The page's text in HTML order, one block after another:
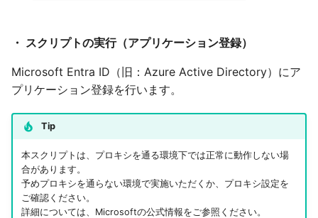
・ スクリプトの実行（アプリケーション登録）
Microsoft Entra ID（旧：Azure Active Directory）にア
プリケーション登録を行います。
Tip
本スクリプトは、プロキシを通る環境下では正常に動作しない場
合があります。
予めプロキシを通らない環境で実施いただくか、プロキシ設定を
ご確認ください。
詳細については、Microsoftの公式情報をご参照ください。